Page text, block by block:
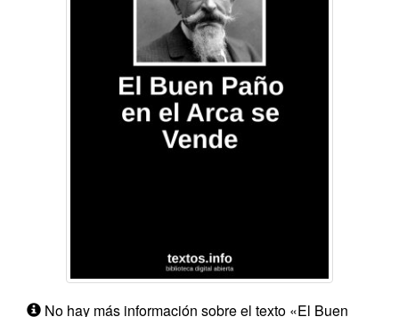
No hay más información sobre el texto «El Buen